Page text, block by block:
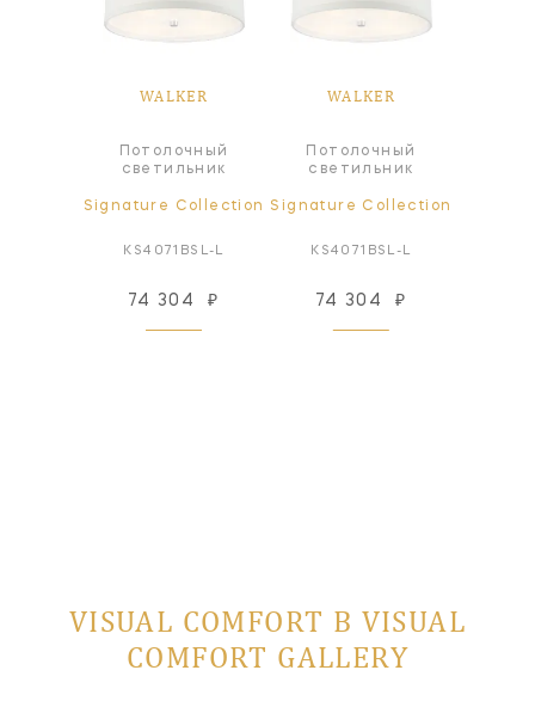
WALKER
Потолочный
светильник
Signature Collection
KS4071BSL-L
74 304 ₽
WALKER
Потолочный
светильник
Signature Collection
KS4071BSL-L
74 304 ₽
VISUAL COMFORT В VISUAL
COMFORT GALLERY